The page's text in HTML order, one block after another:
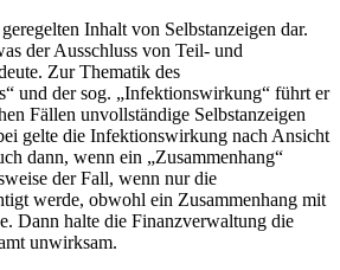
Inhalt von Selbstanzeigen dar.
der Ausschluss von Teil- und
Zur Thematik des
und der sog. „Infektionswirkung“ führt er
Fällen unvollständige Selbstanzeigen
gelte die Infektionswirkung nach Ansicht
dann, wenn ein „Zusammenhang“
der Fall, wenn nur die
werde, obwohl ein Zusammenhang mit
Dann halte die Finanzverwaltung die
unwirksam.